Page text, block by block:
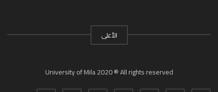
الأعلى
University of Mila 2020 ® All rights reserved